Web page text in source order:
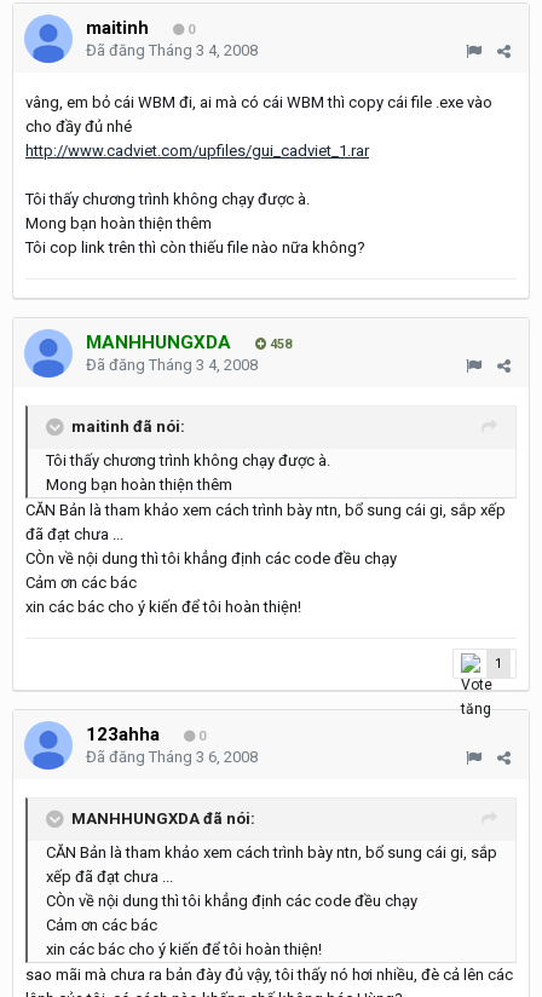
maitinh 0
Đã đăng Tháng 3 4, 2008
vâng, em bỏ cái WBM đi, ai mà có cái WBM thì copy cái file .exe vào
cho đầy đủ nhé
http://www.cadviet.com/upfiles/gui_cadviet_1.rar
Tôi thấy chương trình không chạy được à.
Mong bạn hoàn thiện thêm
Tôi cop link trên thì còn thiếu file nào nữa không?
MANHHUNGXDA 458
Đã đăng Tháng 3 4, 2008
maitinh đã nói:
Tôi thấy chương trình không chạy được à.
Mong bạn hoàn thiện thêm
CĂN Bản là tham khảo xem cách trình bày ntn, bổ sung cái gi, sắp xếp
đã đạt chưa ...
CÒn về nội dung thì tôi khẳng định các code đều chạy
Cảm ơn các bác
xin các bác cho ý kiến để tôi hoàn thiện!
1
123ahha 0
Đã đăng Tháng 3 6, 2008
MANHHUNGXDA đã nói:
CĂN Bản là tham khảo xem cách trình bày ntn, bổ sung cái gi, sắp
xếp đã đạt chưa ...
CÒn về nội dung thì tôi khẳng định các code đều chạy
Cảm ơn các bác
xin các bác cho ý kiến để tôi hoàn thiện!
sao mãi mà chưa ra bản đày đủ vậy, tôi thấy nó hơi nhiều, đè cả lên các